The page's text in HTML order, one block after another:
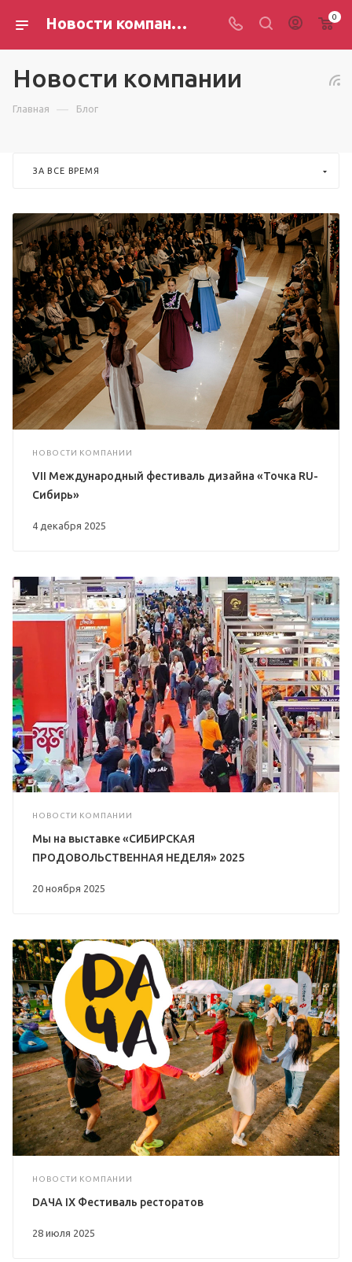
Новости компании 0
Новости компании
Главная — Блог
ЗА ВСЕ ВРЕМЯ
НОВОСТИ КОМПАНИИ
4 декабря 2025
VII Международный фестиваль дизайна «Точка RU-
Сибирь»
НОВОСТИ КОМПАНИИ
20 ноября 2025
Мы на выставке «СИБИРСКАЯ
ПРОДОВОЛЬСТВЕННАЯ НЕДЕЛЯ» 2025
НОВОСТИ КОМПАНИИ
28 июля 2025
DAЧА IX Фестиваль ресторатов